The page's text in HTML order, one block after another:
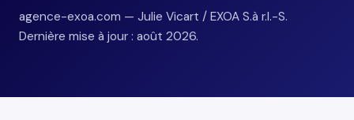
agence-exoa.com — Julie Vicart / EXOA S.à r.l.-S.
Dernière mise à jour : août 2026.